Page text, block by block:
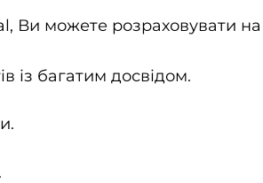
можете розраховувати на
із багатим досвідом.